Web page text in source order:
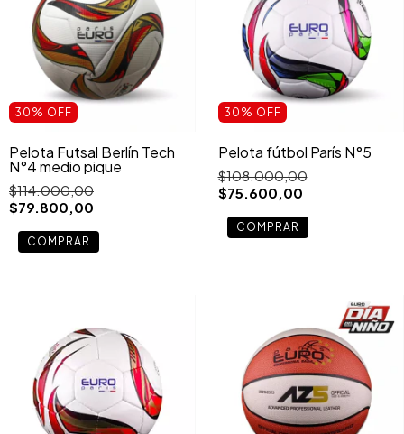
30 % OFF
Pelota Futsal Berlín Tech
N°4 medio pique
$114.000,00
$79.800,00
30 % OFF
Pelota fútbol París N°5
$108.000,00
$75.600,00